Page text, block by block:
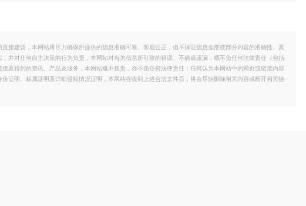
接建议，本网站将尽力确保所提供的信息准确可靠、客观公正，但不保证信息全部或部分内容的准确性、真
并对任何自主决策的行为负责，本网站对有关信息所引致的错误、不确或遗漏，概不负任何法律责任（包括
及得到的资讯、产品及服务，本网站概不负责，亦不负任何法律责任；任何认为本网站中的网页或链接内容
证明、权属证明及详细侵权情况证明，本网站在收到上述合法文件后，将会尽快删除相关内容或断开相关链